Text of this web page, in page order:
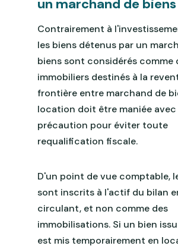
un marchand de biens
Contrairement à
les biens détenus par un
biens sont considérés comme
immobiliers destinés à la
frontière entre marchand de
location doit être maniée avec
précaution pour éviter toute
requalification fiscale.
D'un point de vue comptable,
sont inscrits à l'actif du bilan
circulant, et non comme des
immobilisations. Si un bien
est mis temporairement en